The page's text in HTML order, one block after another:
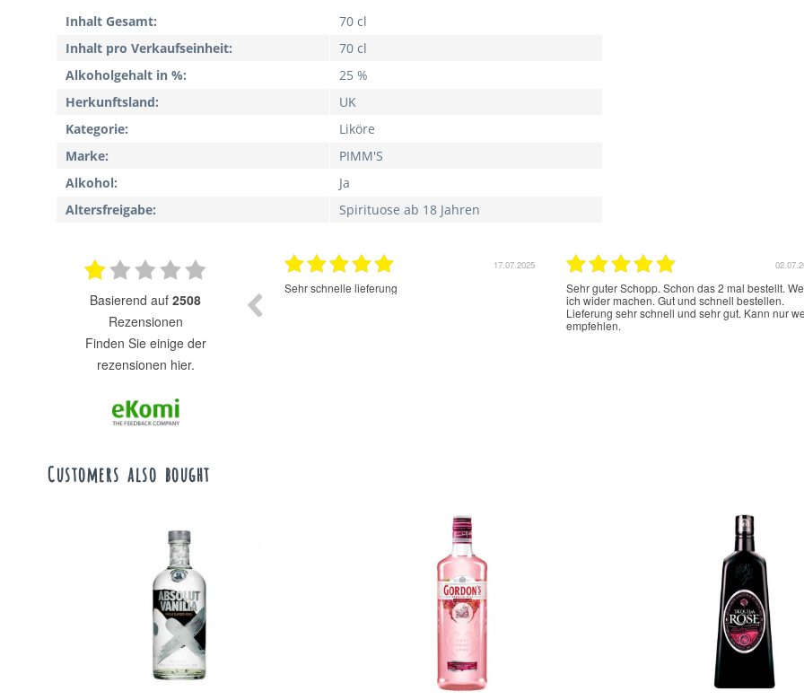
Inhalt Gesamt:
70 cl
Inhalt pro Verkaufseinheit:
70 cl
Alkoholgehalt in %:
25 %
Herkunftsland:
UK
Kategorie:
Liköre
Marke:
PIMM'S
Alkohol:
Ja
Altersfreigabe:
Spirituose ab 18 Jahren
basierend auf 2508
Rezensionen
finden Sie einige der
rezensionen hier.
17.07.2025
Sehr schnelle lieferung
Sehr guter Schopp. Schon das 2 mal bestellt.
ich wider machen. Gut und schnell bestellen.
Lieferung sehr schnell und sehr gut. Kann nur
empfehlen.
Customers also bought